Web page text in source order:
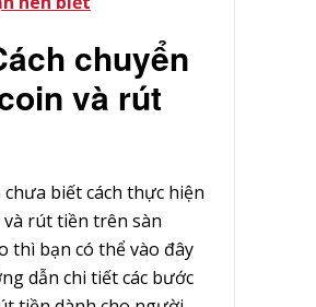
chuyển
và rút
biết cách thực hiện
và rút tiền trên sàn
thì bạn có thể vào đây
dẫn chi tiết các bước